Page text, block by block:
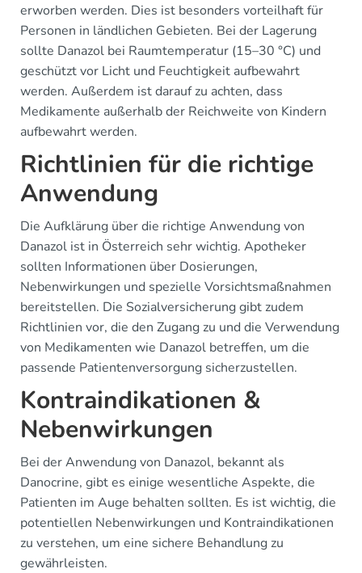
erworben werden. Dies ist besonders vorteilhaft für
Personen in ländlichen Gebieten. Bei der Lagerung
sollte Danazol bei Raumtemperatur (15–30 °C) und
geschützt vor Licht und Feuchtigkeit aufbewahrt
werden. Außerdem ist darauf zu achten, dass
Medikamente außerhalb der Reichweite von Kindern
aufbewahrt werden.
Richtlinien für die richtige
Anwendung
Die Aufklärung über die richtige Anwendung von
Danazol ist in Österreich sehr wichtig. Apotheker
sollten Informationen über Dosierungen,
Nebenwirkungen und spezielle Vorsichtsmaßnahmen
bereitstellen. Die Sozialversicherung gibt zudem
Richtlinien vor, die den Zugang zu und die Verwendung
von Medikamenten wie Danazol betreffen, um die
passende Patientenversorgung sicherzustellen.
Kontraindikationen &
Nebenwirkungen
Bei der Anwendung von Danazol, bekannt als
Danocrine, gibt es einige wesentliche Aspekte, die
Patienten im Auge behalten sollten. Es ist wichtig, die
potentiellen Nebenwirkungen und Kontraindikationen
zu verstehen, um eine sichere Behandlung zu
gewährleisten.